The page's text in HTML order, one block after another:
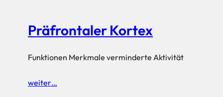
Präfrontaler Kortex
Funktionen Merkmale verminderte Aktivität
weiter…